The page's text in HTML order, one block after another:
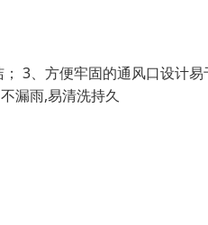
3、方便牢固的通风口设计易
漏雨,易清洗持久